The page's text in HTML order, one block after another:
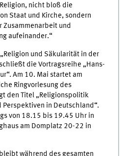
nicht bloß die
Staat und Kirche, sondern
Zusammenarbeit und
aufeinander.“
und Säkularität in der
die Vortragsreihe „Hans-
Am 10. Mai startet am
Ringvorlesung des
den Titel „Religionspolitik
in Deutschland“.
von 18.15 bis 19.45 Uhr in
am Domplatz 20-22 in
während des gesamten